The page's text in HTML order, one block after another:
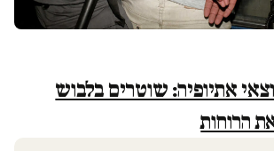
אתיופיה: שוטרים בלבוש
הרוחות